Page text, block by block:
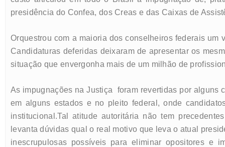
presidência do Confea, dos Creas e das Caixas de
Orquestrou com a maioria dos conselheiros federais um
Candidaturas deferidas deixaram de apresentar os
situação que envergonha mais de um milhão de
As impugnações na Justiça foram revertidas por alguns
em alguns estados e no pleito federal, onde
institucional.Tal atitude autoritária não tem
levanta dúvidas qual o real motivo que leva o atual
inescrupulosas possíveis para eliminar opositores e